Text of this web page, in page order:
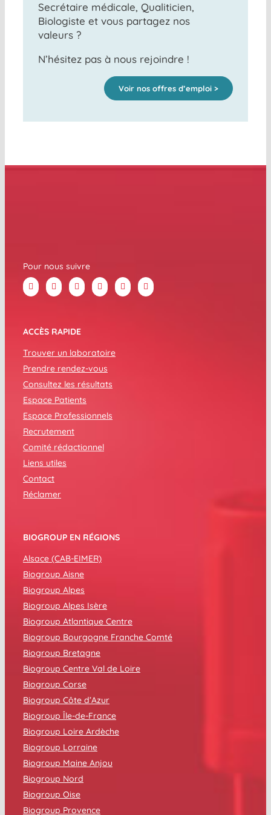
Secrétaire médicale, Qualiticien,
Biologiste et vous partagez nos
valeurs ?
N’hésitez pas à nous rejoindre !
Voir nos offres d’emploi >
Pour nous suivre
ACCÈS RAPIDE
Trouver un laboratoire
Prendre rendez-vous
Consultez les résultats
Espace Patients
Espace Professionnels
Recrutement
Comité rédactionnel
Liens utiles
Contact
Réclamer
BIOGROUP EN RÉGIONS
Alsace (CAB-EIMER)
Biogroup Aisne
Biogroup Alpes
Biogroup Alpes Isère
Biogroup Atlantique Centre
Biogroup Bourgogne Franche Comté
Biogroup Bretagne
Biogroup Centre Val de Loire
Biogroup Corse
Biogroup Côte d’Azur
Biogroup Île-de-France
Biogroup Loire Ardèche
Biogroup Lorraine
Biogroup Maine Anjou
Biogroup Nord
Biogroup Oise
Biogroup Provence